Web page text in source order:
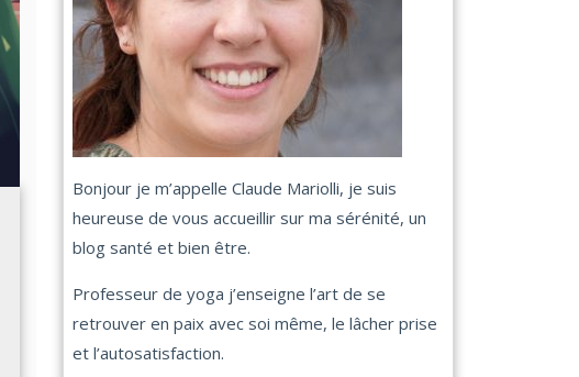
Bonjour je m’appelle Claude Mariolli, je suis
heureuse de vous accueillir sur ma sérénité, un
blog santé et bien être.
Professeur de yoga j’enseigne l’art de se
retrouver en paix avec soi même, le lâcher prise
et l’autosatisfaction.